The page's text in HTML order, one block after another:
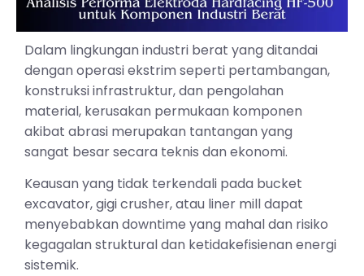
Dalam lingkungan industri berat yang ditandai
dengan operasi ekstrim seperti pertambangan,
konstruksi infrastruktur, dan pengolahan
material, kerusakan permukaan komponen
akibat abrasi merupakan tantangan yang
sangat besar secara teknis dan ekonomi.
Keausan yang tidak terkendali pada bucket
excavator, gigi crusher, atau liner mill dapat
menyebabkan downtime yang mahal dan risiko
kegagalan struktural dan ketidakefisienan energi
sistemik.